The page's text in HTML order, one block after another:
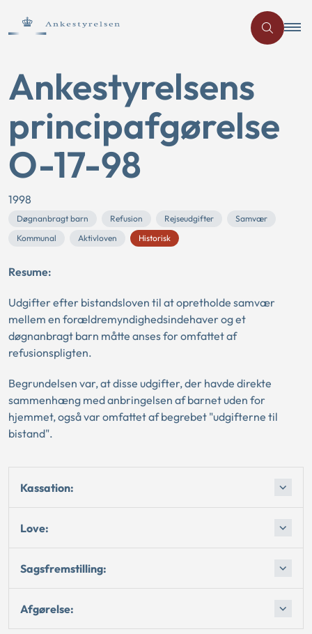
Ankestyrelsens
principafgørelse
O-17-98
1998
Døgnanbragt barn Refusion Rejseudgifter
Samvær
Kommunal
Aktivloven Historisk
Resume:
Udgifter efter bistandsloven til at opretholde samvær
mellem en forældremyndighedsindehaver og et
døgnanbragt barn måtte anses for omfattet af
refusionspligten.
Begrundelsen var, at disse udgifter, der havde direkte
sammenhæng med anbringelsen af barnet uden for
hjemmet, også var omfattet af begrebet "udgifterne til
bistand".
Kassation:
Love:
Sagsfremstilling:
Afgørelse: